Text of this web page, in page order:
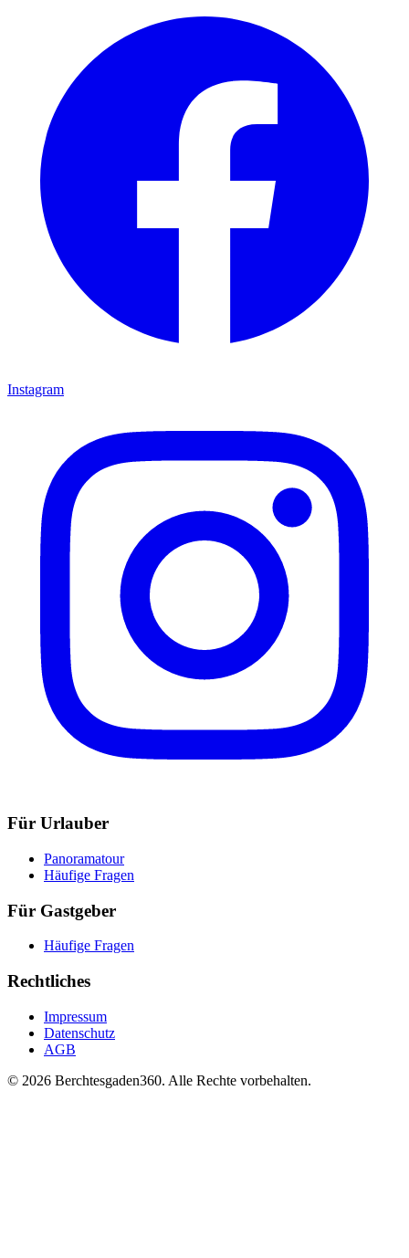
Instagram
Für Urlauber
Panoramatour
Häufige Fragen
Für Gastgeber
Häufige Fragen
Rechtliches
Impressum
Datenschutz
AGB
© 2026 Berchtesgaden360. Alle Rechte vorbehalten.